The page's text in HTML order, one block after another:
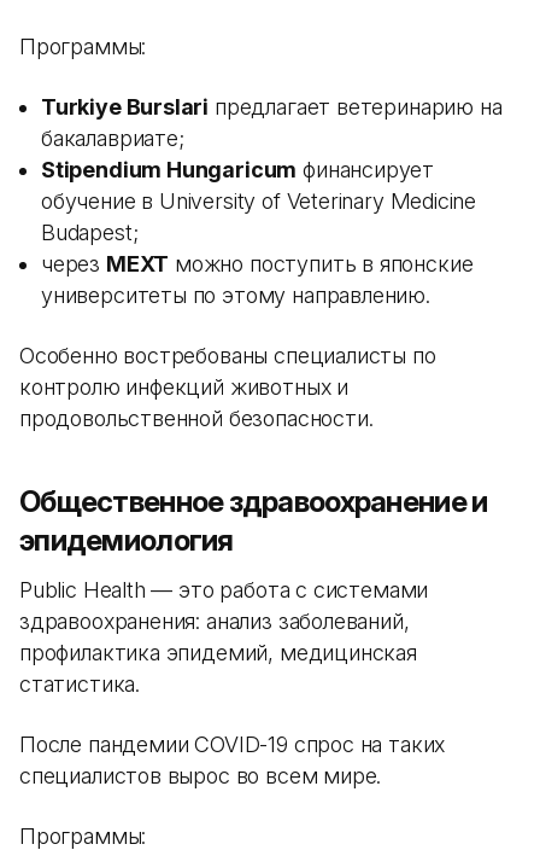
Программы:
Turkiye Burslari предлагает ветеринарию на
бакалавриате;
Stipendium Hungaricum финансирует
обучение в University of Veterinary Medicine
Budapest;
через MEXT можно поступить в японские
университеты по этому направлению.
Особенно востребованы специалисты по
контролю инфекций животных и
продовольственной безопасности.
Общественное здравоохранение и
эпидемиология
Public Health — это работа с системами
здравоохранения: анализ заболеваний,
профилактика эпидемий, медицинская
статистика.
После пандемии COVID-19 спрос на таких
специалистов вырос во всем мире.
Программы: